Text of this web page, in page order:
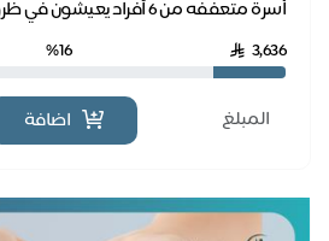
أسرة متعففه من 6 أفراد يعيشون
منزلهم لإعادة تأهيل في الكهرباء والسباكة
3,636
اضافة